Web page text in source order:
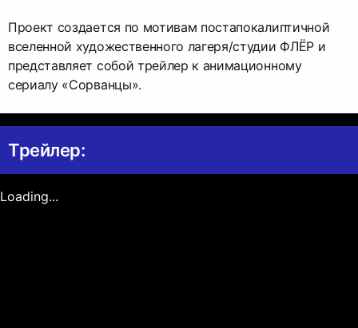
Проект создается по мотивам постапокалиптичной
вселенной художественного лагеря/студии ФЛЁР и
представляет собой трейлер к анимационному
сериалу «Сорванцы».
Трейлер:
Loading...